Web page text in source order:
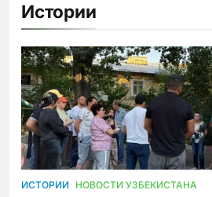
Истории
ИСТОРИИ НОВОСТИ УЗБЕКИСТАНА